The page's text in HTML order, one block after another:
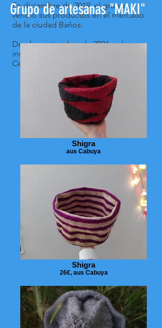
En diciembre de 2019, el grupo
vendió sus productos en el mercado
de la ciudad Baños.
Desde septiembre de 2021 se ha
instalado una venta permanente en el
Centro Turístico de Llangahua.
Shigra de Gladys M.
Grupo de artesanas "MAKI"
Shigra
aus Cabuya
Shigra
26€, aus Cabuya